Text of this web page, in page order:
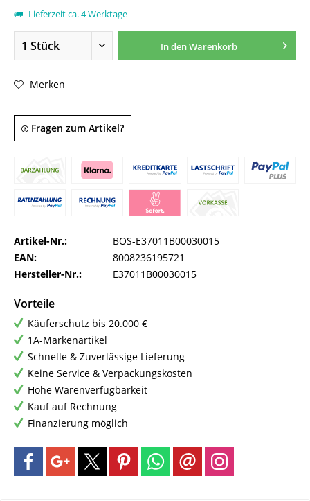
Lieferzeit ca. 4 Werktage
In denWarenkorb
Merken
Fragen zum Artikel?
Artikel-Nr.:
BOS-E37011B00030015
EAN:
8008236195721
Hersteller-Nr.:
E37011B00030015
Vorteile
Käuferschutz bis 20.000 €
1A-Markenartikel
Schnelle & Zuverlässige Lieferung
Keine Service & Verpackungskosten
Hohe Warenverfügbarkeit
Kauf auf Rechnung
Finanzierung möglich